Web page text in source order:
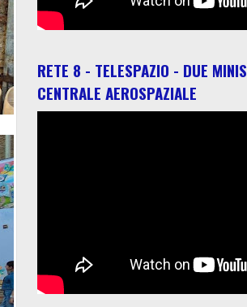
RETE 8 - TELESPAZIO - DUE
CENTRALE AEROSPAZIALE